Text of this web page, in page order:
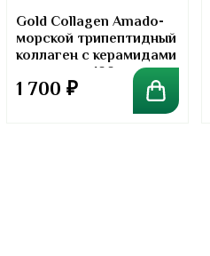
Gold Collagen Amado-
морской трипептидный
коллаген с керамидами
в порошке. 100 грамм
1 700 ₽